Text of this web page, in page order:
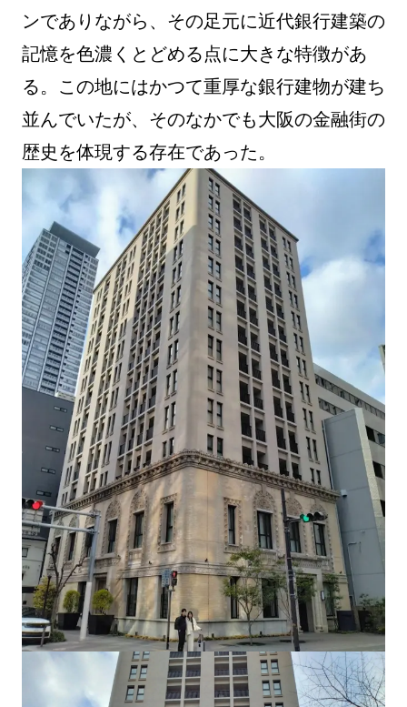
ンでありながら、その足元に近代銀行建築の
記憶を色濃くとどめる点に大きな特徴があ
る。この地にはかつて重厚な銀行建物が建ち
並んでいたが、そのなかでも大阪の金融街の
歴史を体現する存在であった。